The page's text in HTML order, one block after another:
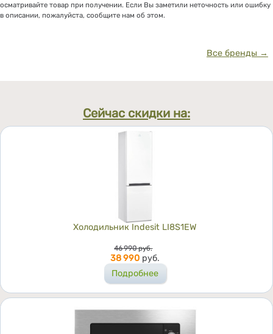
осматривайте товар при получении. Если Вы заметили неточность или ошибку
в описании, пожалуйста, сообщите нам об этом.
Все бренды →
Сейчас скидки на:
Холодильник Indesit LI8S1EW
Цена
46 990 руб.
38 990 руб.
Подробнее